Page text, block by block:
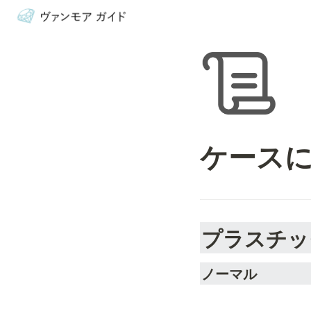
ケース
プラスチ
ノーマル